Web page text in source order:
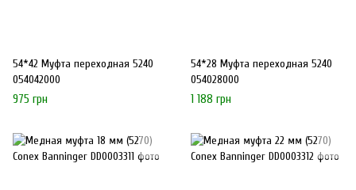
54*42 Муфта переходная 5240
054042000
975 грн
54*28 Муфта переходная 5240
054028000
1 188 грн